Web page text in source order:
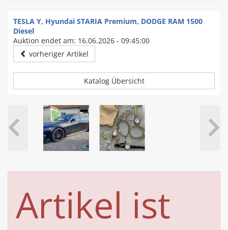
TESLA Y, Hyundai STARIA Premium, DODGE RAM 1500
Diesel
Auktion endet am: 16.06.2026 - 09:45:00
vorheriger Artikel
Katalog Übersicht
Artikel ist